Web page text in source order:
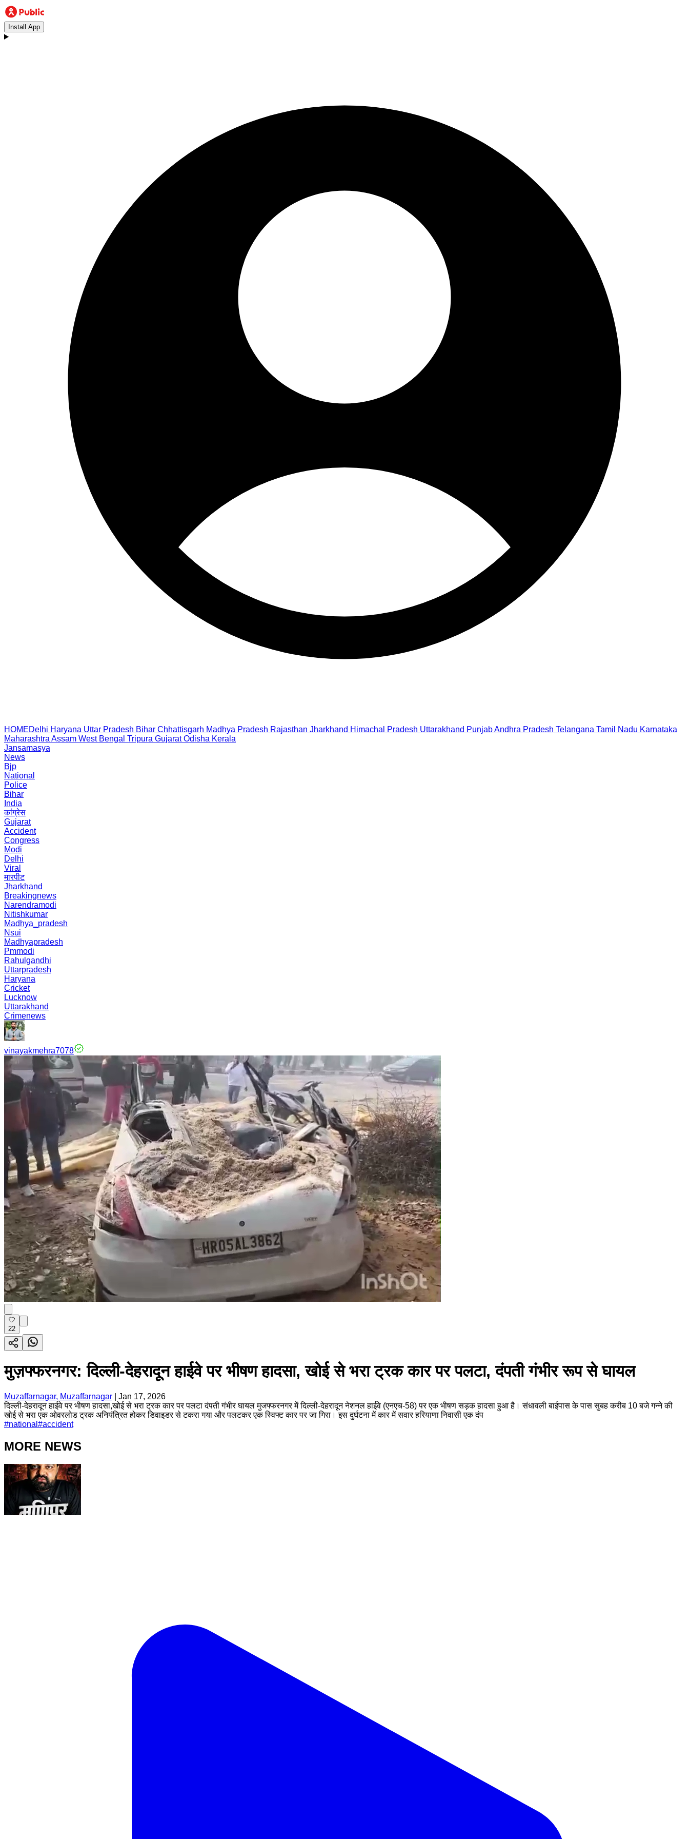
Install App
HOMEDelhi Haryana Uttar Pradesh Bihar Chhattisgarh Madhya Pradesh Rajasthan Jharkhand Himachal Pradesh Uttarakhand PunjabAndhra Pradesh Telangana Tamil Nadu Karnataka
Maharashtra Assam West Bengal Tripura Gujarat Odisha Kerala
Jansamasya
News
Bjp
National
Police
Bihar
India
कांग्रेस
Gujarat
Accident
Congress
Modi
Delhi
Viral
मारपीट
Jharkhand
Breakingnews
Narendramodi
Nitishkumar
Madhya_pradesh
Nsui
Madhyapradesh
Pmmodi
Rahulgandhi
Uttarpradesh
Haryana
Cricket
Lucknow
Uttarakhand
Crimenews
vinayakmehra7078
22
मुज़फ्फरनगर: दिल्ली-देहरादून हाईवे पर भीषण हादसा, खोई से भरा ट्रक कार पर पलटा, दंपती गंभीर रूप से घायल
Muzaffarnagar, Muzaffarnagar
Jan 17, 2026
दिल्ली-देहरादून हाईवे पर भीषण हादसा,खोई से भरा ट्रक कार पर पलटा दंपती गंभीर घायल मुजफ्फरनगर में दिल्ली-देहरादून नेशनल हाईवे (एनएच-58) पर एक भीषण सड़क हादसा हुआ है। संधावली बाईपास के पास सुबह करीब 10 बजे गन्ने की
खोई से भरा एक ओवरलोड ट्रक अनियंत्रित होकर डिवाइडर से टकरा गया और पलटकर एक स्विफ्ट कार पर जा गिरा। इस दुर्घटना में कार में सवार हरियाणा निवासी एक दंप
#national #accident
MORE NEWS